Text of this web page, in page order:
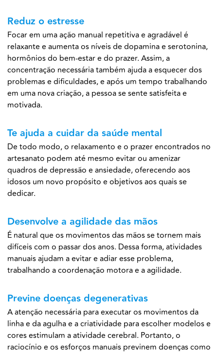
Reduz o estresse
Focar em uma ação manual repetitiva e agradável é
relaxante e aumenta os níveis de dopamina e serotonina,
hormônios do bem-estar e do prazer. Assim, a
concentração necessária também ajuda a esquecer dos
problemas e dificuldades, e após um tempo trabalhando
em uma nova criação, a pessoa se sente satisfeita e
motivada.
Te ajuda a cuidar da saúde mental
De todo modo, o relaxamento e o prazer encontrados no
artesanato podem até mesmo evitar ou amenizar
quadros de depressão e ansiedade, oferecendo aos
idosos um novo propósito e objetivos aos quais se
dedicar.
Desenvolve a agilidade das mãos
É natural que os movimentos das mãos se tornem mais
difíceis com o passar dos anos. Dessa forma, atividades
manuais ajudam a evitar e adiar esse problema,
trabalhando a coordenação motora e a agilidade.
Previne doenças degenerativas
A atenção necessária para executar os movimentos da
linha e da agulha e a criatividade para escolher modelos e
cores estimulam a atividade cerebral. Portanto, o
raciocínio e os esforços manuais previnem doenças como